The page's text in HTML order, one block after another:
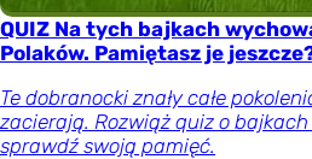
QUIZ Na tych bajkach
Polaków. Pamiętasz je
Te dobranocki znały całe
zacierają. Rozwiąż quiz o
sprawdź swoją pamięć.